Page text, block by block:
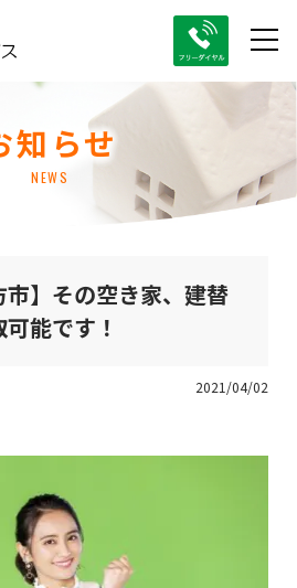
知らせ
NEWS
市】その空き家、建替
能です！
2021/04/02